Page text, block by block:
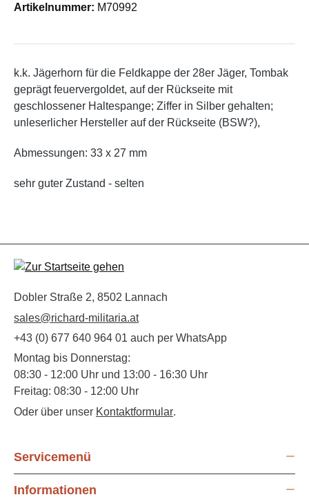
Artikelnummer: M70992
k.k. Jägerhorn für die Feldkappe der 28er Jäger, Tombak
geprägt feuervergoldet, auf der Rückseite mit
geschlossener Haltespange; Ziffer in Silber gehalten;
unleserlicher Hersteller auf der Rückseite (BSW?),
Abmessungen: 33 x 27 mm
sehr guter Zustand - selten
Dobler Straße 2, 8502 Lannach
sales@richard-militaria.at
+43 (0) 677 640 964 01 auch per WhatsApp
Montag bis Donnerstag:
08:30 - 12:00 Uhr und 13:00 - 16:30 Uhr
Freitag: 08:30 - 12:00 Uhr
Oder über unser Kontaktformular.
Servicemenü
Informationen